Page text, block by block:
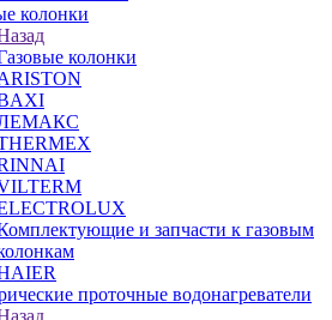
колонки
колонки
и запчасти к газовым
проточные водонагреватели